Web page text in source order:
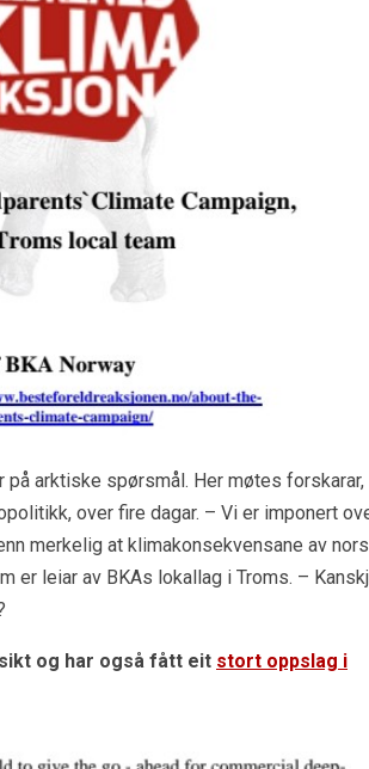
arktiske spørsmål. Her møtes forskarar,
over fire dagar. – Vi er imponert
merkelig at klimakonsekvensane av
er leiar av BKAs lokallag i Troms. –
og har også fått eit stort oppslag i